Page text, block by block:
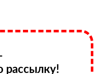
рассылку!